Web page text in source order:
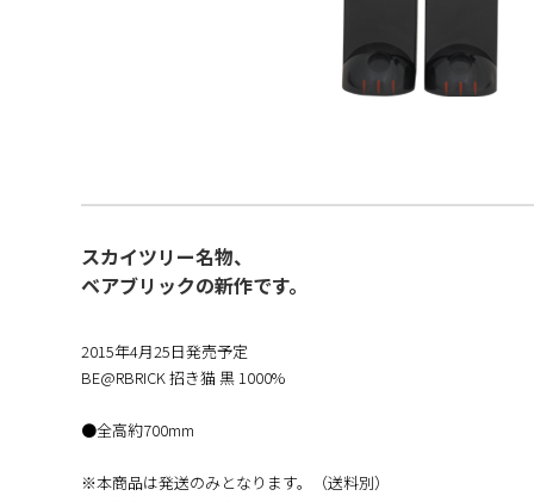
スカイツリー名物、
ベアブリックの新作です。
2015年4月25日発売予定
BE@RBRICK 招き猫 黒 1000%
●全高約700mm
※本商品は発送のみとなります。（送料別）